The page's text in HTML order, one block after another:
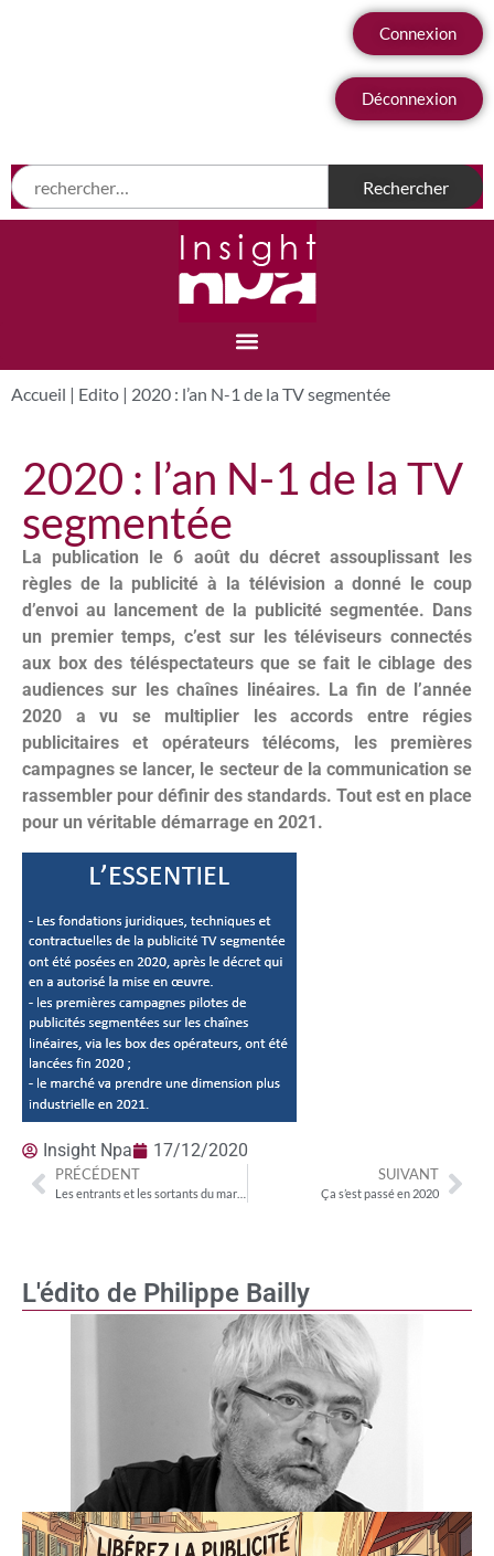
Connexion
Déconnexion
Accueil | Edito | 2020 : l’an N-1 de la TV segmentée
L'édito de Philippe Bailly
2020 : l’an N-1 de la TV
segmentée
La publication le 6 août du décret assouplissant les
règles de la publicité à la télévision a donné le coup
d’envoi au lancement de la publicité segmentée. Dans
un premier temps, c’est sur les téléviseurs connectés
aux box des téléspectateurs que se fait le ciblage des
audiences sur les chaînes linéaires. La fin de l’année
2020 a vu se multiplier les accords entre régies
publicitaires et opérateurs télécoms, les premières
campagnes se lancer, le secteur de la communication se
rassembler pour définir des standards. Tout est en place
pour un véritable démarrage en 2021.
Insight Npa 17/12/2020
PRÉCÉDENT SUIVANT
Ça s’est passé en 2020